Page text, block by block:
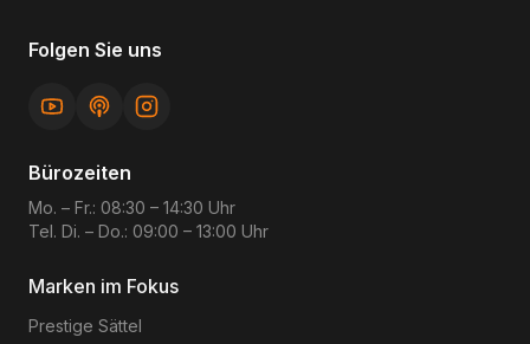
Folgen Sie uns
Bürozeiten
Mo. – Fr.: 08:30 – 14:30 Uhr
Tel. Di. – Do.: 09:00 – 13:00 Uhr
Marken im Fokus
Prestige Sättel